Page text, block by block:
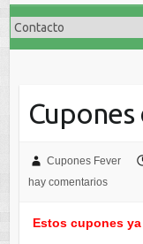
Cupones
Cupones Fever
hay comentarios
Estos cupones